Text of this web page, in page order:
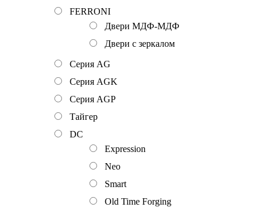
FERRONI
Двери МДФ-МДФ
Двери с зеркалом
Серия AG
Серия AGK
Серия AGP
Тайгер
DC
Expression
Neo
Smart
Old Time Forging